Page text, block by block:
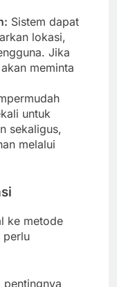
Sistem dapat
lokasi,
Jika
meminta
untuk
sekaligus,
melalui
ke metode
perlu
pentingnya